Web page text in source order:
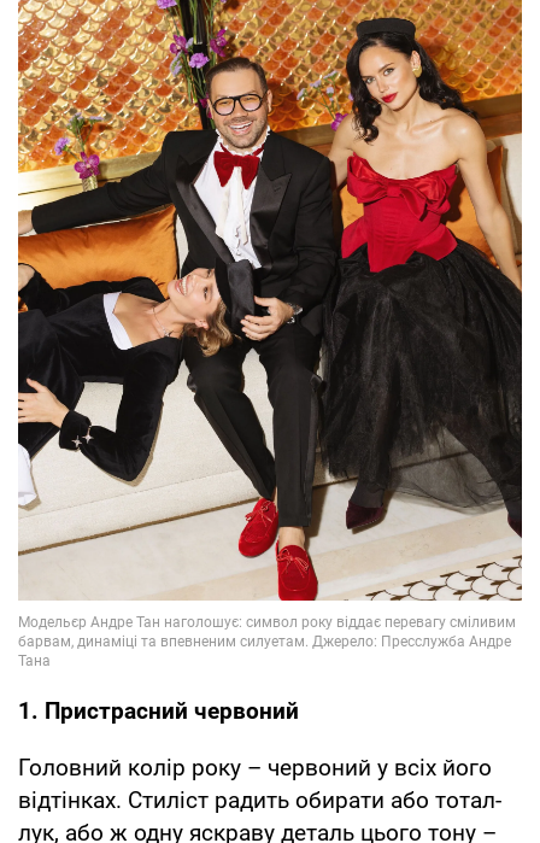
1. Пристрасний червоний
Головний колір року – червоний у всіх його
відтінках. Стиліст радить обирати або тотал-
лук, або ж одну яскраву деталь цього тону –